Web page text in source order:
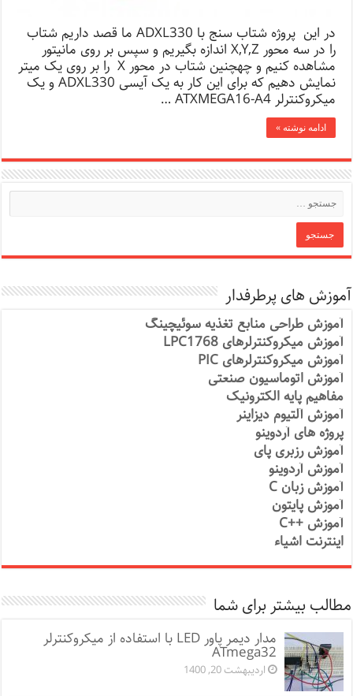
در این پروژه شتاب سنج با ADXL330 ما قصد داریم شتاب
را در سه محور X,Y,Z اندازه بگیریم و سپس بر روی مانیتور
مشاهده کنیم و چهچنین شتاب در محور X را بر روی یک میتر
نمایش دهیم که برای این کار به یک آیسی ADXL330 و یک
میکروکنترلر ATXMEGA16-A4 …
ادامه نوشته »
آموزش های پرطرفدار
آموزش طراحی منابع تغذیه سوئیچینگ
آموزش میکروکنترلرهای LPC1768
آموزش میکروکنترلرهای PIC
آموزش اتوماسیون صنعتی
مفاهیم پایه الکترونیک
آموزش آلتیوم دیزاینر
پروژه های آردوینو
آموزش رزبری پای
آموزش آردوینو
آموزش زبان C
آموزش پایتون
آموزش ++C
اینترنت اشیاء
مطالب بیشتر برای شما
مدار دیمر پاور LED با استفاده از میکروکنترلر
ATmega32
اردیبهشت 20, 1400